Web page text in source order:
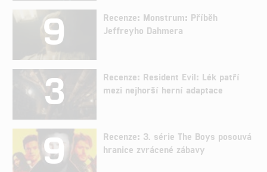
9
Recenze: Monstrum: Příběh
Jeffreyho Dahmera
3
Recenze: Resident Evil: Lék patří
mezi nejhorší herní adaptace
9
Recenze: 3. série The Boys posouvá
hranice zvrácené zábavy